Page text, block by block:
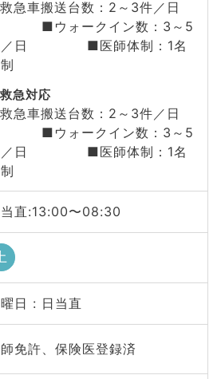
急車搬送台数：2～3件／日
ウォークイン数：3～5
／日 ■医師体制：1名
救急対応
急車搬送台数：2～3件／日
ウォークイン数：3～5
／日 ■医師体制：1名
当直:13:00〜08:30
日 : 日当直
免許、保険医登録済